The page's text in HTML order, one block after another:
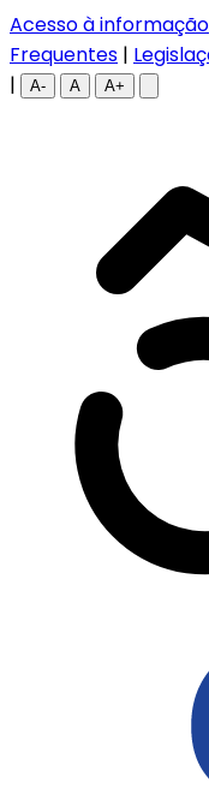
Acesso à informação
Frequentes |
|
A- A A+